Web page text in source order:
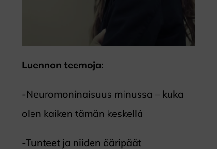
Luennon teemoja:
-Neuromoninaisuus minussa – kuka
olen kaiken tämän keskellä
-Tunteet ja niiden ääripäät